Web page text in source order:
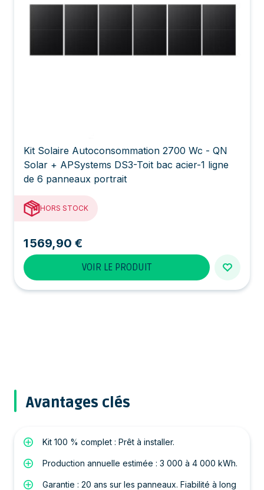
Kit Solaire Autoconsommation 2700 Wc - QN
Solar + APSystems DS3-Toit bac acier-1 ligne
de 6 panneaux portrait
HORS STOCK
1 569,90 €
VOIR LE PRODUIT
Avantages clés
Kit 100 % complet : Prêt à installer.
Production annuelle estimée : 3 000 à 4 000 kWh.
Garantie : 20 ans sur les panneaux. Fiabilité à long